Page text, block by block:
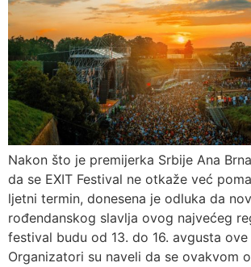
Nakon što je premijerka Srbije Ana
da se EXIT Festival ne otkaže već
ljetni termin, donesena je odluka da
rođendanskog slavlja ovog najvećeg
festival budu od 13. do 16. avgusta ove
Organizatori su naveli da se ovakvom